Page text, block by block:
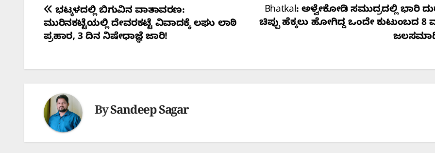
Post
navigation
Bhatkal: ಅಳ್ವೇಕೋಡಿ ಸಮುದ್ರದಲ್ಲಿ ಭಾರಿ
ಚಿಪ್ಪು ಹೆಕ್ಕಲು ಹೋಗಿದ್ದ ಒಂದೇ ಕುಟುಂಬದ
ಭಟ್ಕಳದಲ್ಲಿ ಬಿಗುವಿನ ವಾತಾವರಣ:
ಮುರಿನಕಟ್ಟೆಯಲ್ಲಿ ದೇವರಕಟ್ಟೆ ವಿವಾದಕ್ಕೆ ಲಘು ಲಾಠಿ
ಪ್ರಹಾರ, 3 ದಿನ ನಿಷೇಧಾಜ್ಞೆ ಜಾರಿ!
BySandeep Sagar